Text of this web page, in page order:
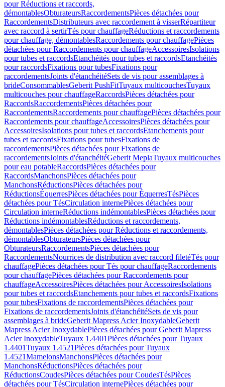
pour Réductions et raccords,
démontablesObturateursRaccordementsPièces détachées pour
RaccordementsDistributeurs avec raccordement à visserRépartiteur
avec raccord à sertirTés pour chauffageRéductions et raccordements
pour chauffage, démontablesRaccordements pour chauffagePièces
détachées pour Raccordements pour chauffageAccessoiresIsolations
pour tubes et raccordsEtanchéités pour tubes et raccordsEtanchéités
pour raccordsFixations pour tubesFixations pour
raccordementsJoints d'étanchéitéSets de vis pour assemblages à
brideConsommablesGeberit PushFitTuyaux multicouchesTuyaux
multicouches pour chauffageRaccordsPièces détachées pour
RaccordsRaccordementsPièces détachées pour
RaccordementsRaccordements pour chauffagePièces détachées pour
Raccordements pour chauffageAccessoiresPièces détachées pour
AccessoiresIsolations pour tubes et raccordsEtanchements pour
tubes et raccordsFixations pour tubesFixations de
raccordementsPièces détachées pour Fixations de
raccordementsJoints d'étanchéitéGeberit MeplaTuyaux multicouches
pour eau potableRaccordsPièces détachées pour
RaccordsManchonsPièces détachées pour
ManchonsRéductionsPièces détachées pour
RéductionsÉquerresPièces détachées pour ÉquerresTésPièces
détachées pour TésCirculation internePièces détachées pour
Circulation interneRéductions indémontablesPièces détachées pour
Réductions indémontablesRéductions et raccordements,
démontablesPièces détachées pour Réductions et raccordements,
démontablesObturateursPièces détachées pour
ObturateursRaccordementsPièces détachées pour
RaccordementsNourrices de distribution avec raccord filetéTés pour
chauffagePièces détachées pour Tés pour chauffageRaccordements
pour chauffagePièces détachées pour Raccordements pour
chauffageAccessoiresPièces détachées pour AccessoiresIsolations
pour tubes et raccordsEtanchements pour tubes et raccordsFixations
pour tubesFixations de raccordementsPièces détachées pour
Fixations de raccordementsJoints d'étanchéitéSets de vis pour
assemblages à brideGeberit Mapress Acier InoxydableGeberit
Mapress Acier InoxydablePièces détachées pour Geberit Mapress
Acier InoxydableTuyaux 1.4401Pièces détachées pour Tuyaux
1.4401Tuyaux 1.4521Pièces détachées pour Tuyaux
1.4521MamelonsManchonsPièces détachées pour
ManchonsRéductionsPièces détachées pour
RéductionsCoudesPièces détachées pour CoudesTésPièces
détachées pour TésCirculation internePièces détachées pour